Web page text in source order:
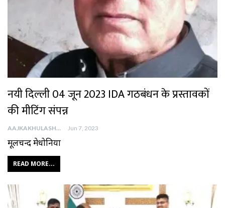
नयी दिल्ली 04 जून 2023 IDA गठबंधन के प्रस्तावकों
की मीटिंग संपन्न
AAJKAKHULASHA Jun 7, 2023
मूलचन्द मेधोनिया
READ MORE...